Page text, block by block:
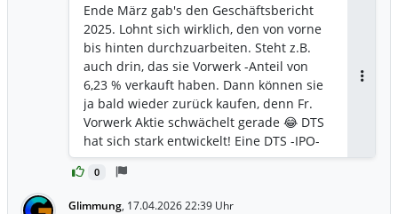
0
Ende März gab's den Geschäftsbericht
2025. Lohnt sich wirklich, den von vorne
bis hinten durchzuarbeiten. Steht z.B.
auch drin, das sie Vorwerk -Anteil von
6,23 % verkauft haben. Dann können sie
ja bald wieder zurück kaufen, denn Fr.
Vorwerk Aktie schwächelt gerade 😂 DTS
hat sich stark entwickelt! Eine DTS -IPO-
Option könnte da noch ein struktureller
Repricing-Turbo werden 😎
Glimmung, 17.04.2026 22:39 Uhr